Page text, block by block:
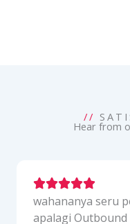
//
Hear from
wahananya seru
apalagi Outbound